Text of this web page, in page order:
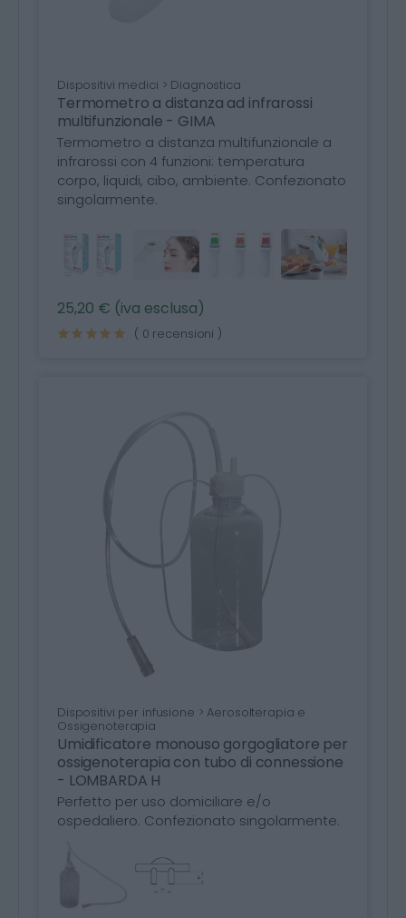
Dispositivi medici > Diagnostica
Termometro a distanza ad infrarossi
multifunzionale - GIMA
Termometro a distanza multifunzionale a
infrarossi con 4 funzioni: temperatura
corpo, liquidi, cibo, ambiente. Confezionato
singolarmente.
25,20 € (iva esclusa)
( 0 recensioni )
Dispositivi per infusione > Aerosolterapia e
Ossigenoterapia
Umidificatore monouso gorgogliatore per
ossigenoterapia con tubo di connessione
- LOMBARDA H
Perfetto per uso domiciliare e/o
ospedaliero. Confezionato singolarmente.